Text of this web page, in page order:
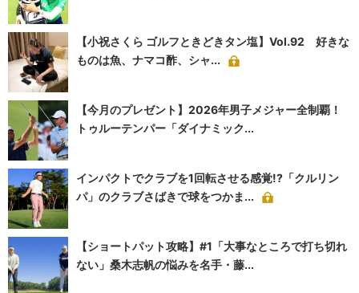
【小祝さくら ゴルフときどきタン塩】Vol.92 好きな
ものは魚、ナマコ酢、シャ...
【今月のプレゼント】2026年男子メジャー全制覇！
トゥルーテンパー「ダイナミック...
インパクトでクラブを1回転させる感覚!?「クルリン
パ」のクラブさばきで球をつかま...
【ショートパット攻略】#1「大事なところで打ち切れ
ない」桑木志帆の悩みを名手・藤...